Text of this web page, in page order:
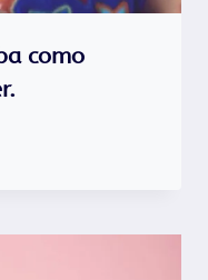
como